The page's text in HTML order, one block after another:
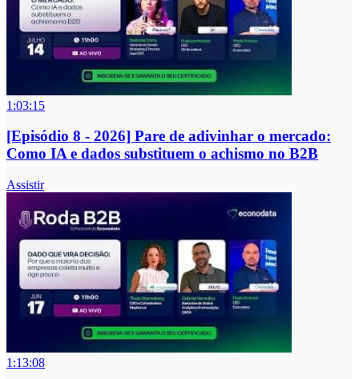
1:03:15
[Episódio 8 - 2026] Pare de adivinhar o mercado:
Como IA e dados substituem o achismo no B2B
Assistir
1:13:08